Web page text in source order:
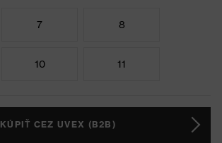
7 8
10 11
KÚPIŤ CEZ UVEX (B2B)